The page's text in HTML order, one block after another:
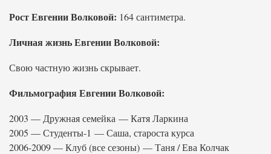
Рост Евгении Волковой: 164 сантиметра.
Личная жизнь Евгении Волковой:
Свою частную жизнь скрывает.
Фильмография Евгении Волковой:
2003 — Дружная семейка — Катя Ларкина
2005 — Студенты-1 — Саша, староста курса
2006-2009 — Клуб (все сезоны) — Таня / Ева Колчак